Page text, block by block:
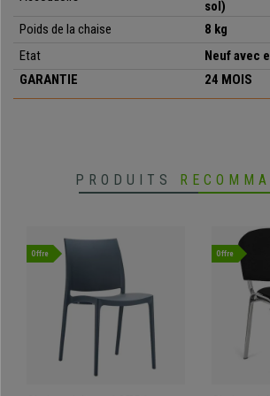
Il s’agit d’une
chaise sublime, fabriquée
grande qualité
. Elle est très
robuste
• Assise et dossier très commodes
Adaptée pour une utilisation allant
sol)
Poids de la chaise
8 kg
Etat
Neuf avec
GARANTIE
24 MOIS
PRODUITS
Offre Offre